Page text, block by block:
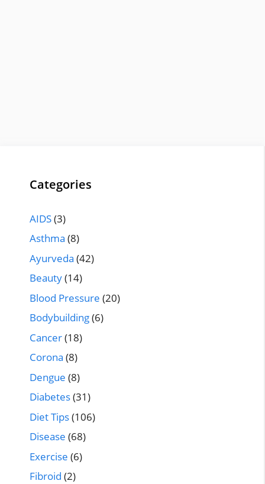
Categories
AIDS(3)
Asthma (8)
Ayurveda (42)
Beauty(14)
Blood Pressure (20)
Bodybuilding(6)
Cancer(18)
Corona (8)
Dengue (8)
Diabetes(31)
Diet Tips(106)
Disease (68)
Exercise (6)
Fibroid (2)